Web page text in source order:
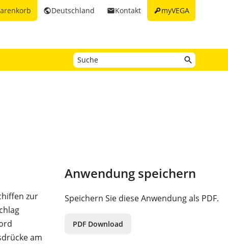
keymyVEGA
emailKontakt
publicDeutschland
zur
am
Anwendung speichern
Speichern Sie diese Anwendung als PDF.
PDF Download